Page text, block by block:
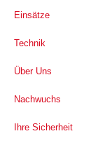
Einsätze
Technik
Über Uns
Nachwuchs
Ihre Sicherheit